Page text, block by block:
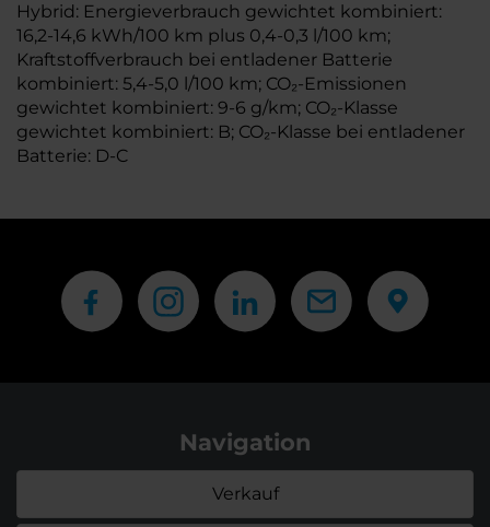
Hybrid: Energieverbrauch gewichtet kombiniert:
16,2-14,6 kWh/100 km plus 0,4-0,3 l/100 km;
Kraftstoffverbrauch bei entladener Batterie
kombiniert: 5,4-5,0 l/100 km; CO₂-Emissionen
gewichtet kombiniert: 9-6 g/km; CO₂-Klasse
gewichtet kombiniert: B; CO₂-Klasse bei entladener
Batterie: D-C
Navigation
Verkauf